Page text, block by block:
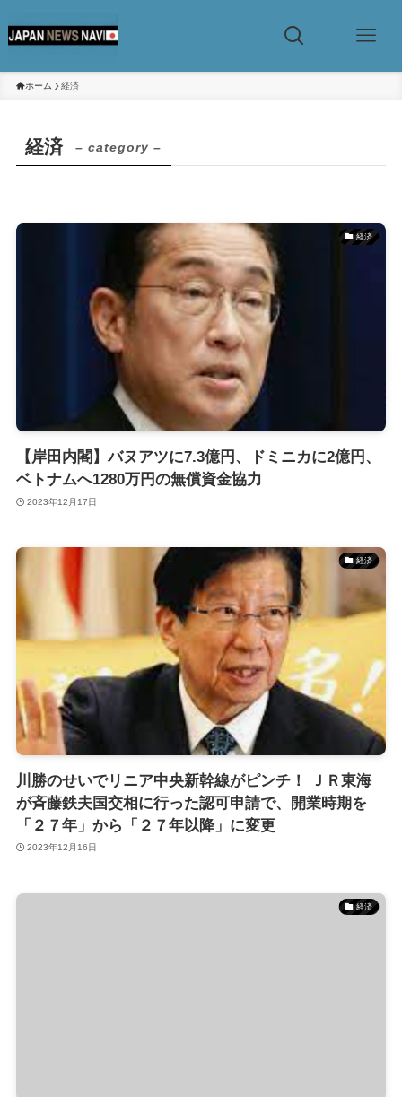
ホーム 経済
経済 – category –
経済
【岸田内閣】バヌアツに7.3億円、ドミニカに2億円、
ベトナムへ1280万円の無償資金協力
2023年12月17日
経済
川勝のせいでリニア中央新幹線がピンチ！ ＪＲ東海
が斉藤鉄夫国交相に行った認可申請で、開業時期を
「２７年」から「２７年以降」に変更
2023年12月16日
経済